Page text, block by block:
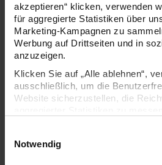
akzeptieren“ klicken, verwenden
für aggregierte Statistiken über
Marketing-Kampagnen zu
Werbung auf Drittseiten und in
anzuzeigen.
Klicken Sie auf „Alle ablehnen“,
ausschließlich, um die
Website sicherzustellen, die
Ihre Einwilligung ist freiwillig und
Link „Cookie-Einstellungen“ im
Notwendig
Montag:
Dienstag:
Mittwoch:
Donnerstag:
Freitag:
Samstag:
Spezielle Öffnungszeiten: